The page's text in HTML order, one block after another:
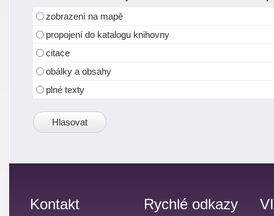
zobrazení na mapě
propojení do katalogu knihovny
citace
obálky a obsahy
plné texty
Kontakt Rychlé odkazy